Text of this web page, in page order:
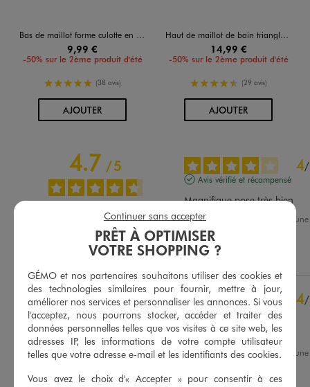
Bas de maillot forme culotte en maille gaufrée femme - LuluCastagnette
9,99 €
-50% sur le 2ème produit d'été
5/5 de moyenne
(38 avis)
AJOUTERAU PANIER
Haut de maillot de bain triangle à bretelles multi-positions femme - LuluCastagnette
14,99 €
-50% sur le 2ème produit d'été
4.5/5 de moyenne
(29 avis)
AJOUTERAU PANIER
4.7/5
avis soumis à un
contrôle
Voir tous les avis sur ce site
étoiles
4étoiles
16
3étoiles
1
2étoiles
2
1étoile 1
Trier les avis
4/
Avis vérifié et récompensé
Magnifique pose très bien
Avis du
, suite à
15/07/2026
Utile (0)
4/
Avis vérifié et récompensé
Jolie taille petit
Avis du23/07/2026 , suite à
PRÊT À OPTIMISER
VOTRE SHOPPING ?
GÉMO et nos partenaires souhaitons utiliser des cookies et
des technologies similaires pour fournir, mettre à jour,
améliorer nos services et personnaliser les annonces. Si vous
l'acceptez, nous pourrons stocker, accéder et traiter des
données personnelles telles que vos visites à ce site web, les
adresses IP, les informations de votre compte utilisateur
telles que votre adresse e-mail et les identifiants des cookies.
Vous avez le choix d'« Accepter » pour consentir à ces
Continuer sans accepter